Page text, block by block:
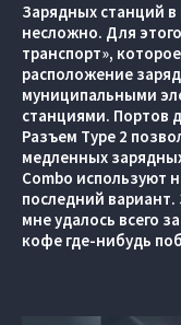
Зарядных станций в
несложно. Для
транспорт»,
расположение
муниципальными
станциями. Портов
Разъем Type 2
медленных
Combo используют
последний вариант.
мне удалось всего
кофе где-нибудь